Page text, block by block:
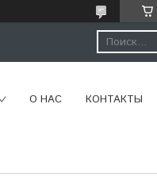
О НАС КОНТАКТЫ